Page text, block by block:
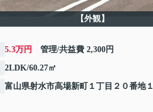
【外観】
5.3万円 管理/共益費 2,300円
2LDK/60.27㎡
富山県射水市高場新町 １丁目２０番地１